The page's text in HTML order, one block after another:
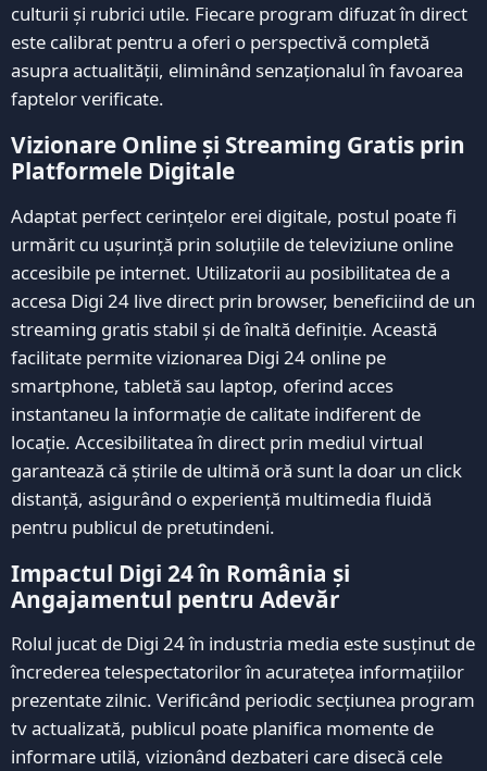
culturii și rubrici utile. Fiecare program difuzat în direct
este calibrat pentru a oferi o perspectivă completă
asupra actualității, eliminând senzaționalul în favoarea
faptelor verificate.
Vizionare Online și Streaming Gratis prin
Platformele Digitale
Adaptat perfect cerințelor erei digitale, postul poate fi
urmărit cu ușurință prin soluțiile de televiziune online
accesibile pe internet. Utilizatorii au posibilitatea de a
accesa Digi 24 live direct prin browser, beneficiind de un
streaming gratis stabil și de înaltă definiție. Această
facilitate permite vizionarea Digi 24 online pe
smartphone, tabletă sau laptop, oferind acces
instantaneu la informație de calitate indiferent de
locație. Accesibilitatea în direct prin mediul virtual
garantează că știrile de ultimă oră sunt la doar un click
distanță, asigurând o experiență multimedia fluidă
pentru publicul de pretutindeni.
Impactul Digi 24 în România și
Angajamentul pentru Adevăr
Rolul jucat de Digi 24 în industria media este susținut de
încrederea telespectatorilor în acuratețea informațiilor
prezentate zilnic. Verificând periodic secțiunea program
tv actualizată, publicul poate planifica momente de
informare utilă, vizionând dezbateri care disecă cele